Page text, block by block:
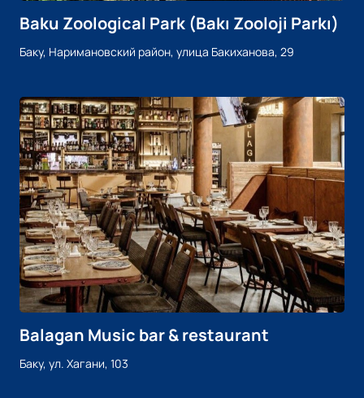
Baku Zoological Park (Bakı Zooloji Parkı)
Баку, Наримановский район, улица Бакиханова, 29
Balagan Music bar & restaurant
Баку, ул. Хагани, 103